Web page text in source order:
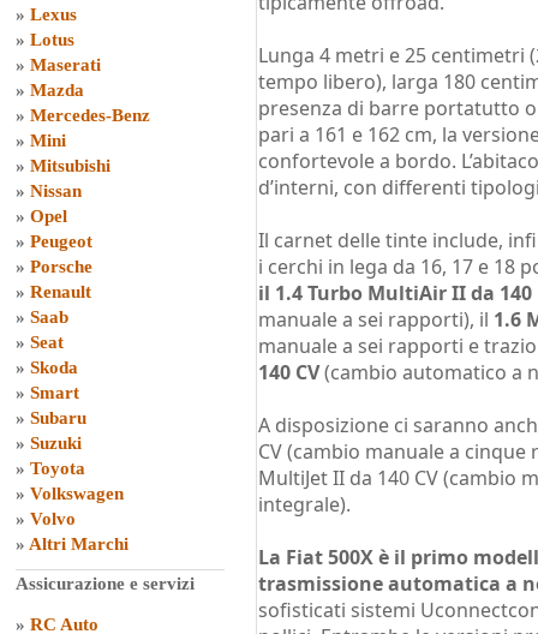
» Lexus
» Lotus
» Maserati
» Mazda
» Mercedes-Benz
» Mini
» Mitsubishi
» Nissan
» Opel
» Peugeot
» Porsche
» Renault
» Saab
» Seat
» Skoda
» Smart
» Subaru
» Suzuki
» Toyota
» Volkswagen
» Volvo
» Altri Marchi
Assicurazione e servizi
» RC Auto
Lunga 4 metri e 25 centimetri
tempo libero), larga 180
presenza di barre portatutto
pari a 161 e 162 cm, la
confortevole a bordo.
d’interni, con differenti
Il carnet delle tinte include,
i cerchi in lega da 16, 17 e 18
il 1.4 Turbo MultiAir II da 140
manuale a sei rapporti), il 1.6
manuale a sei rapporti e
140 CV(cambio automatico a
A disposizione ci saranno
CV (cambio manuale a
MultiJet II da 140 CV (cambio
integrale).
La Fiat 500X è il primo
trasmissione automatica a
sofisticati sistemi